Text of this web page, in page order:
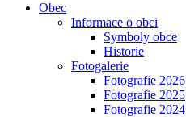
Obec
Informace o obci
Symboly obce
Historie
Fotogalerie
Fotografie 2026
Fotografie 2025
Fotografie 2024